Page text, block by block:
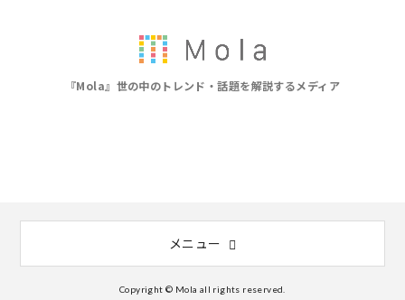
『Mola』世の中のトレンド・話題を解説するメディア
メニュー
Copyright © Mola all rights reserved.